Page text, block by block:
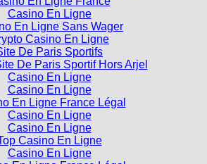
Casino En Ligne
En Ligne Sans Wager
Casino En Ligne
De Paris Sportifs
De Paris Sportif Hors Arjel
Casino En Ligne
Casino En Ligne
En Ligne France Légal
Casino En Ligne
Casino En Ligne
Top Casino En Ligne
Casino En Ligne
En Ligne France Légal